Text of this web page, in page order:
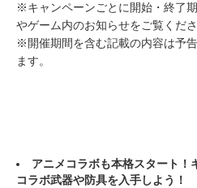
※キャンペーンごとに開始・終了
やゲーム内のお知らせをご覧くださ
※開催期間を含む記載の内容は予
ます。
アニメコラボも本格スタート！
コラボ武器や防具を入手しよう！